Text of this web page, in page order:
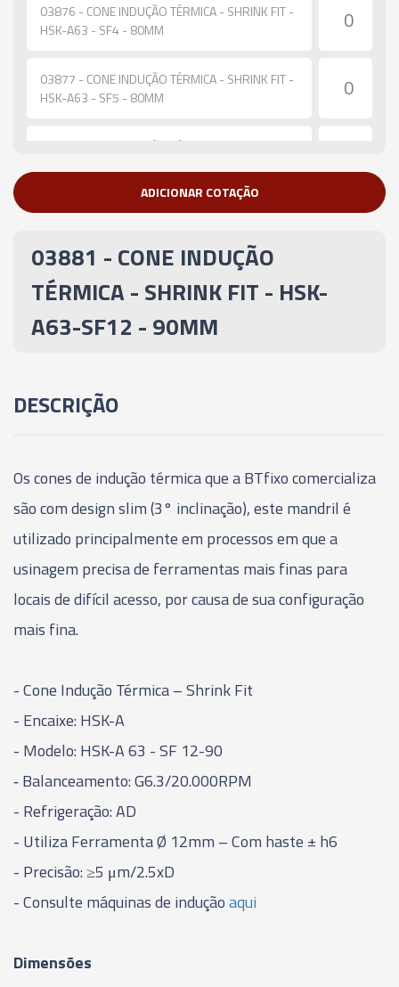
03876 - CONE INDUÇÃO TÉRMICA - SHRINK FIT -
HSK-A63 - SF4 - 80MM
03877 - CONE INDUÇÃO TÉRMICA - SHRINK FIT -
HSK-A63 - SF5 - 80MM
03878 - CONE INDUÇÃO TÉRMICA - SHRINK FIT -
03879 - CONE INDUÇÃO TÉRMICA - SHRINK FIT -
03880 - CONE INDUÇÃO TÉRMICA - SHRINK FIT -
HSK-A63-SF10 - 85MM
03882 - CONE INDUÇÃO TÉRMICA - SHRINK FIT -
03883 - CONE INDUÇÃO TÉRMICA - SHRINK FIT -
HSK-A63-SF16 - 95MM
03884 - CONE INDUÇÃO TÉRMICA - SHRINK FIT -
HSK-A63-SF18 - 95MM
03885 - CONE INDUÇÃO TÉRMICA - SHRINK FIT -
HSK-A63-SF20 - 100MM
03886 - CONE INDUÇÃO TÉRMICA - SHRINK FIT -
06423 - CONE INDUÇÃO TÉRMICA - SHRINK FIT -
HSK-A63-SF03 - 160MM
06424 - CONE INDUÇÃO TÉRMICA - SHRINK FIT -
HSK-A63-SF04 - 160MM
HSK-A63-SF06 - 160MM
06426 - CONE INDUÇÃO TÉRMICA - SHRINK FIT -
ADICIONAR COTAÇÃO
03881 - CONE INDUÇÃO
TÉRMICA - SHRINK FIT - HSK-
A63-SF12 - 90MM
DESCRIÇÃO
Os cones de indução térmica que a BTfixo comercializa
são com design slim (3° inclinação), este mandril é
utilizado principalmente em processos em que a
usinagem precisa de ferramentas mais finas para
locais de difícil acesso, por causa de sua configuração
mais fina.
- Cone Indução Térmica – Shrink Fit
- Encaixe: HSK-A
- Modelo: HSK-A 63 - SF 12-90
‑ Balanceamento: G6.3/20.000RPM
- Refrigeração: AD
- Utiliza Ferramenta Ø 12mm – Com haste ± h6
- Precisão: ≥5 μm/2.5xD
- Consulte máquinas de induçãoaqui
Dimensões